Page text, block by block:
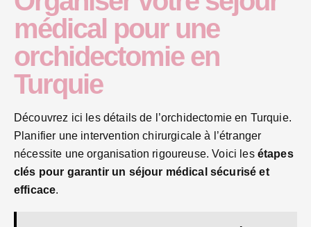
médical pour une
orchidectomie en
Turquie
Découvrez ici les détails de l’orchidectomie en Turquie.
Planifier une intervention chirurgicale à l’étranger
nécessite une organisation rigoureuse. Voici les étapes
clés pour garantir un séjour médical sécurisé et
efficace.